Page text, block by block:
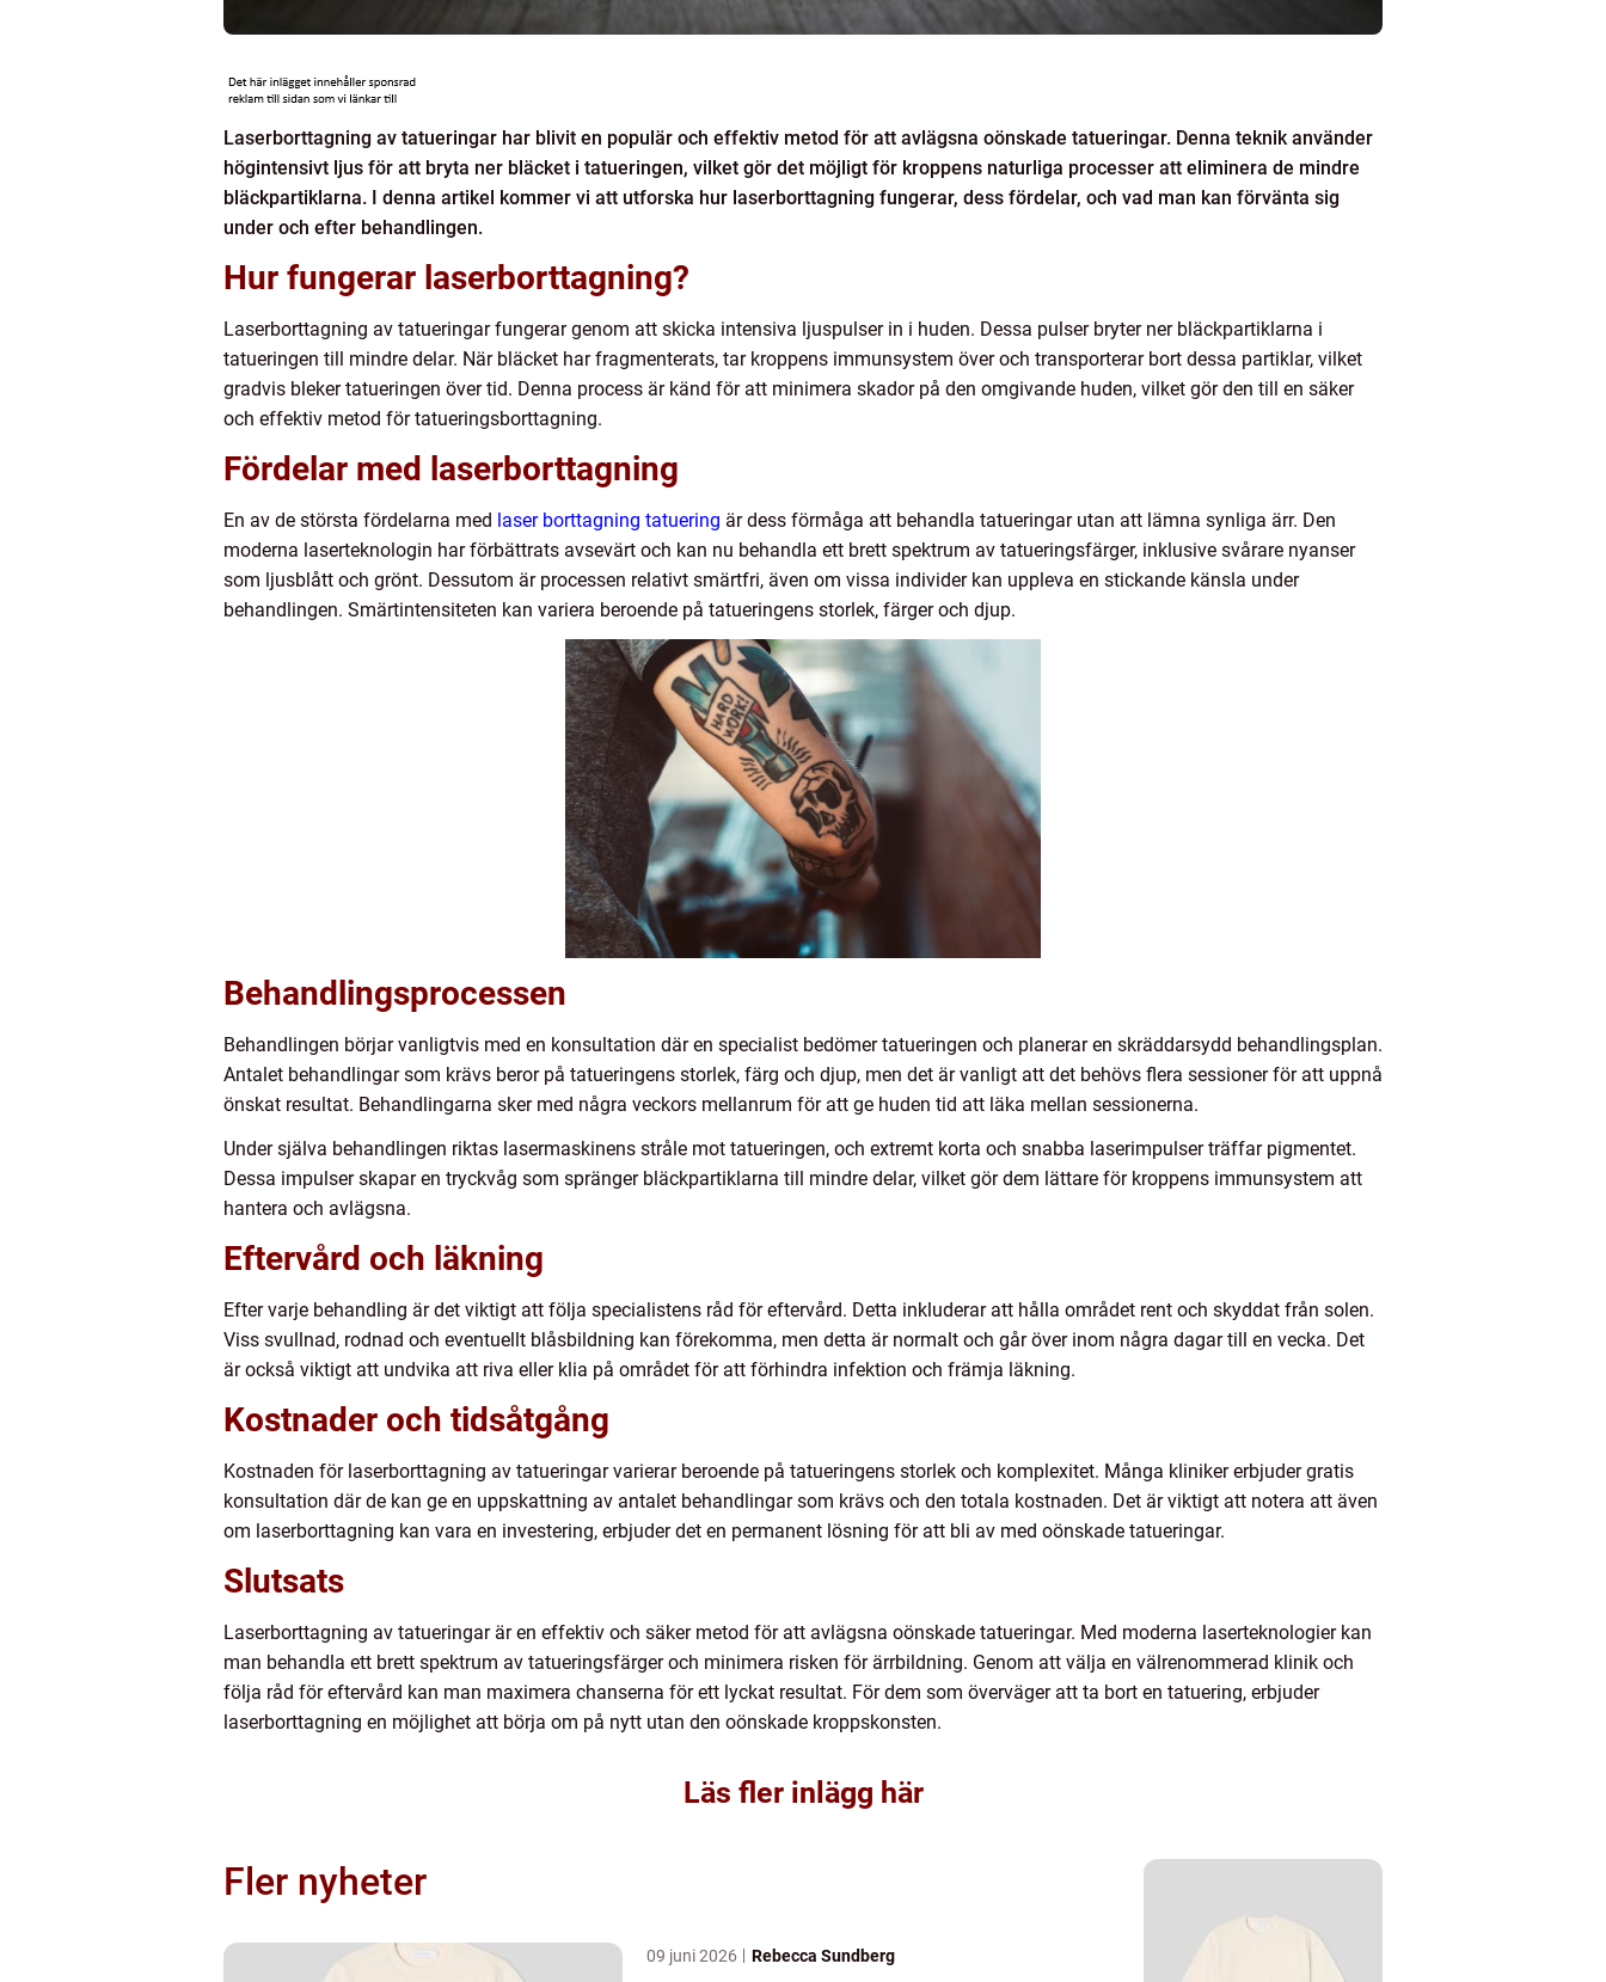
Laserborttagning av tatueringar har blivit en populär och effektiv metod för att avlägsna oönskade tatueringar. Denna teknik använder
högintensivt ljus för att bryta ner bläcket i tatueringen, vilket gör det möjligt för kroppens naturliga processer att eliminera de mindre
bläckpartiklarna. I denna artikel kommer vi att utforska hur laserborttagning fungerar, dess fördelar, och vad man kan förvänta sig
under och efter behandlingen.
Hur fungerar laserborttagning?
Laserborttagning av tatueringar fungerar genom att skicka intensiva ljuspulser in i huden. Dessa pulser bryter ner bläckpartiklarna i
tatueringen till mindre delar. När bläcket har fragmenterats, tar kroppens immunsystem över och transporterar bort dessa partiklar, vilket
gradvis bleker tatueringen över tid. Denna process är känd för att minimera skador på den omgivande huden, vilket gör den till en säker
och effektiv metod för tatueringsborttagning.
Fördelar med laserborttagning
En av de största fördelarna med laser borttagning tatuering är dess förmåga att behandla tatueringar utan att lämna synliga ärr. Den
moderna laserteknologin har förbättrats avsevärt och kan nu behandla ett brett spektrum av tatueringsfärger, inklusive svårare nyanser
som ljusblått och grönt. Dessutom är processen relativt smärtfri, även om vissa individer kan uppleva en stickande känsla under
behandlingen. Smärtintensiteten kan variera beroende på tatueringens storlek, färger och djup.
Behandlingsprocessen
Behandlingen börjar vanligtvis med en konsultation där en specialist bedömer tatueringen och planerar en skräddarsydd behandlingsplan.
Antalet behandlingar som krävs beror på tatueringens storlek, färg och djup, men det är vanligt att det behövs flera sessioner för att uppnå
önskat resultat. Behandlingarna sker med några veckors mellanrum för att ge huden tid att läka mellan sessionerna.
Under själva behandlingen riktas lasermaskinens stråle mot tatueringen, och extremt korta och snabba laserimpulser träffar pigmentet.
Dessa impulser skapar en tryckvåg som spränger bläckpartiklarna till mindre delar, vilket gör dem lättare för kroppens immunsystem att
hantera och avlägsna.
Eftervård och läkning
Efter varje behandling är det viktigt att följa specialistens råd för eftervård. Detta inkluderar att hålla området rent och skyddat från solen.
Viss svullnad, rodnad och eventuellt blåsbildning kan förekomma, men detta är normalt och går över inom några dagar till en vecka. Det
är också viktigt att undvika att riva eller klia på området för att förhindra infektion och främja läkning.
Kostnader och tidsåtgång
Kostnaden för laserborttagning av tatueringar varierar beroende på tatueringens storlek och komplexitet. Många kliniker erbjuder gratis
konsultation där de kan ge en uppskattning av antalet behandlingar som krävs och den totala kostnaden. Det är viktigt att notera att även
om laserborttagning kan vara en investering, erbjuder det en permanent lösning för att bli av med oönskade tatueringar.
Slutsats
Laserborttagning av tatueringar är en effektiv och säker metod för att avlägsna oönskade tatueringar. Med moderna laserteknologier kan
man behandla ett brett spektrum av tatueringsfärger och minimera risken för ärrbildning. Genom att välja en välrenommerad klinik och
följa råd för eftervård kan man maximera chanserna för ett lyckat resultat. För dem som överväger att ta bort en tatuering, erbjuder
laserborttagning en möjlighet att börja om på nytt utan den oönskade kroppskonsten.
Läs fler inlägg här
Fler nyheter
09 juni 2026 Rebecca Sundberg